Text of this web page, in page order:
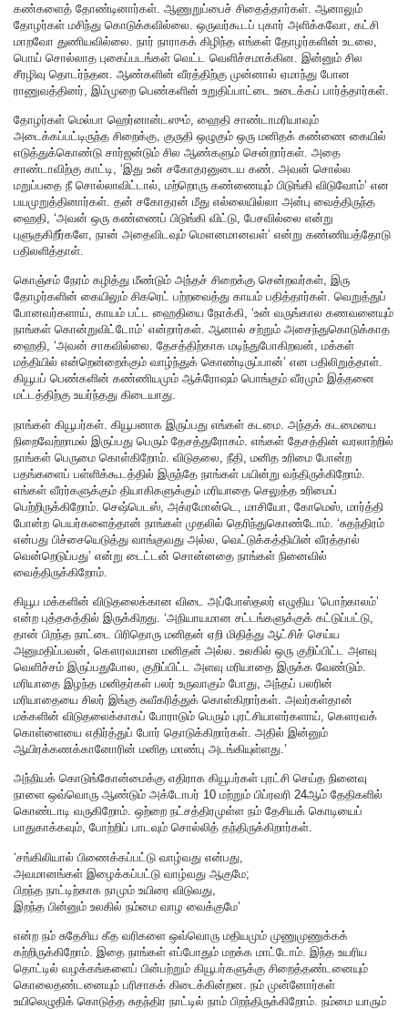
கண்களைத் தோண்டினார்கள். ஆணுறுப்பைச் சிதைத்தார்கள். ஆனாலும்
தோழர்கள் மசிந்து கொடுக்கவில்லை. ஒருவர்கூடப் புகார் அளிக்கவோ, கட்சி
மாறவோ துணியவில்லை. நார் நாராகக் கிழிந்த எங்கள் தோழர்களின் உடலை,
பொய் சொல்லாத புகைப்படங்கள் வெட்ட வெளிச்சமாக்கின. இன்னும் சில
சீரழிவு தொடர்ந்தன. ஆண்களின் வீரத்திற்கு முன்னால் ஏமாந்து போன
ராணுவத்தினர், இம்முறை பெண்களின் உறுதிப்பாட்டை உடைக்கப் பார்த்தார்கள்.
தோழர்கள் மெல்பா ஹெர்னான்டஸும், ஹைதி சாண்டாமரியாவும்
அடைக்கப்பட்டிருந்த சிறைக்கு, குருதி ஒழுகும் ஒரு மனிதக் கண்ணை கையில்
எடுத்துக்கொண்டு சார்ஜன்டும் சில ஆண்களும் சென்றார்கள். அதை
சாண்டாவிற்கு காட்டி, ‘இது உன் சகோதரனுடைய கண். அவன் சொல்ல
மறுப்பதை நீ சொல்லாவிட்டால், மற்றொரு கண்ணையும் பிடுங்கி விடுவோம்’ என
பயமுறுத்தினார்கள். தன் சகோதரன் மீது எல்லையில்லா அன்பு வைத்திருந்த
ஹைதி, ‘அவன் ஒரு கண்ணைப் பிடுங்கி விட்டு, பேசவில்லை என்று
புளுகுகிறீர்களே, நான் அதைவிடவும் மௌனமானவள்’ என்று கண்ணியத்தோடு
பதிலளித்தாள்.
கொஞ்சம் நேரம் கழித்து மீண்டும் அந்தச் சிறைக்கு சென்றவர்கள், இரு
தோழர்களின் கையிலும் சிகரெட் பற்றவைத்து காயம் பதித்தார்கள். வெறுத்துப்
போனவர்களாய், காயம் பட்ட ஹைதியை நோக்கி, ‘உன் வருங்கால கணவனையும்
நாங்கள் கொன்றுவிட்டோம்’ என்றார்கள். ஆனால் சற்றும் அசைந்துகொடுக்காத
ஹைதி, ‘அவன் சாகவில்லை. தேசத்திற்காக மடிந்துபோகிறவன், மக்கள்
மத்தியில் என்றென்றைக்கும் வாழ்ந்துக் கொண்டிருப்பான்’ என பதிலிறுத்தாள்.
கியூபப் பெண்களின் கண்ணியமும் ஆக்ரோஷம் பொங்கும் வீரமும் இத்தனை
மட்டத்திற்கு உயர்ந்தது கிடையாது.
நாங்கள் கியூபர்கள். கியூபனாக இருப்பது எங்கள் கடமை. அந்தக் கடமையை
நிறைவேற்றாமல் இருப்பது பெரும் தேசத்துரோகம். எங்கள் தேசத்தின் வரலாற்றில்
நாங்கள் பெருமை கொள்கிறோம். விடுதலை, நீதி, மனித உரிமை போன்ற
பதங்களைப் பள்ளிக்கூடத்தில் இருந்தே நாங்கள் பயின்று வந்திருக்கிறோம்.
எங்கள் வீரர்களுக்கும் தியாகிகளுக்கும் மரியாதை செலுத்த உரிமைப்
பெற்றிருக்கிறோம். செஷ்பெடஸ், அக்ரமோன்டெ, மாசியோ, கோமெஸ், மார்த்தி
போன்ற பெயர்களைத்தான் நாங்கள் முதலில் தெரிந்துகொண்டோம். ‘சுதந்திரம்
என்பது பிச்சையெடுத்து வாங்குவது அல்ல, வெட்டுக்கத்தியின் வீரத்தால்
வென்றெடுப்பது’ என்று டைட்டன் சொன்னதை நாங்கள் நினைவில்
வைத்திருக்கிறோம்.
கியூப மக்களின் விடுதலைக்கான விடை அப்போஸ்தலர் எழுதிய ‘பொற்காலம்’
என்ற புத்தகத்தில் இருக்கிறது. ‘அநியாயமான சட்டங்களுக்குக் கட்டுப்பட்டு,
தான் பிறந்த நாட்டை பிரிதொரு மனிதன் ஏறி மிதித்து ஆட்சிச் செய்ய
அனுமதிப்பவன், கௌரவமான மனிதன் அல்ல. உலகில் ஒரு குறிப்பிட்ட அளவு
வெளிச்சம் இருப்பதுபோல, குறிப்பிட்ட அளவு மரியாதை இருக்க வேண்டும்.
மரியாதை இழந்த மனிதர்கள் பலர் உருவாகும் போது, அந்தப் பலரின்
மரியாதையை சிலர் இங்கு சுவீகரித்துக் கொள்கிறார்கள். அவர்கள்தான்
மக்களின் விடுதலைக்காகப் போராடும் பெரும் புரட்சியாளர்களாய், கௌரவக்
கொள்ளையை எதிர்த்துப் போர் தொடுக்கிறார்கள். அதில் இன்னும்
ஆயிரக்கணக்கானோரின் மனித மாண்பு அடங்கியுள்ளது.’
அந்நியக் கொடுங்கோன்மைக்கு எதிராக கியூபர்கள் புரட்சி செய்த நினைவு
நாளை ஒவ்வொரு ஆண்டும் அக்டோபர் 10 மற்றும் பிப்ரவரி 24ஆம் தேதிகளில்
கொண்டாடி வருகிறோம். ஒற்றை நட்சத்திரமுள்ள நம் தேசியக் கொடியைப்
பாதுகாக்கவும், போற்றிப் பாடவும் சொல்லித் தந்திருக்கிறார்கள்.
‘சங்கிலியால் பிணைக்கப்பட்டு வாழ்வது என்பது,
அவமானங்கள் இழைக்கப்பட்டு வாழ்வது ஆகுமே;
பிறந்த நாட்டிற்காக நாமும் உயிரை விடுவது,
இறந்த பின்னும் உலகில் நம்மை வாழ வைக்குமே’
என்ற நம் சுதேசிய கீத வரிகளை ஒவ்வொரு மதியமும் முணுமுணுக்கக்
கற்றிருக்கிறோம். இதை நாங்கள் எப்போதும் மறக்க மாட்டோம். இந்த உயரிய
தொட்டில் வழக்கங்களைப் பின்பற்றும் கியூபர்களுக்கு சிறைத்தண்டனையும்
கொலைதண்டனையும் பரிசாகக் கிடைக்கின்றன. நம் முன்னோர்கள்
உயிலெழுதிக் கொடுத்த சுதந்திர நாட்டில் நாம் பிறந்திருக்கிறோம். நம்மை யாரும்